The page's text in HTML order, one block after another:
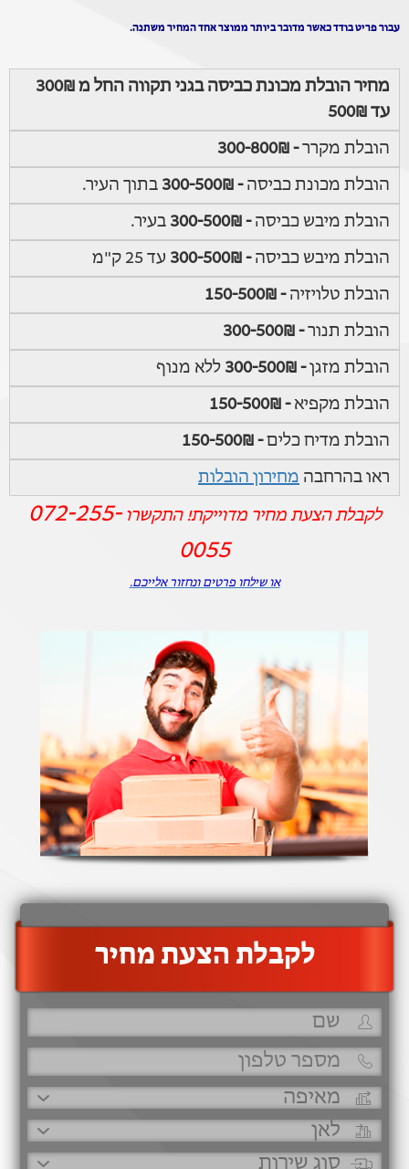
עבור פריט בודד כאשר מדובר ביותר ממוצר אחד המחיר משתנה.
מחיר הובלת מכונת כביסה בגני תקווה החל מ 300₪
עד 500₪
הובלת מקרר- 300-800₪
הובלת מכונת כביסה - 300-500₪
בתוך העיר.
הובלת מיבש כביסה - 300-500₪
בעיר.
הובלת מיבש כביסה - 300-500₪
עד 25 ק"מ
הובלת טלויזיה - 150-500₪
הובלת תנור- 300-500₪
הובלת מזגן- 300-500₪
ללא מנוף
הובלת מקפיא- 150-500₪
הובלת מדיח כלים- 150-500₪
ראו בהרחבה מחירון הובלות
לקבלת הצעת מחיר מדוייקת! התקשרו072-255-
0055
או שילחו פרטים ונחזור אלייכם.
‫לקבלת הצעת מחיר